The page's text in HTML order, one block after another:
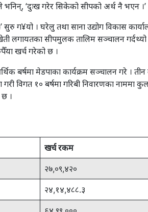
भनिन्, ‘दुःख गरेर सिकेको सीपको अर्थ नै भएन ।’
ग¥यो । घरेलु तथा साना उद्योग विकास
लगायतका सीपमुलक तालिम सञ्चालन गर्दथ्यो
खर्च गरेको छ ।
बर्षमा मेडपाका कार्यक्रम सञ्चालन गरे । तीन
विगत १० बर्षमा गरिबी निवारणका नाममा
।
खर्च रकम
२७,०९,४२०
२४,१४,४८८.३